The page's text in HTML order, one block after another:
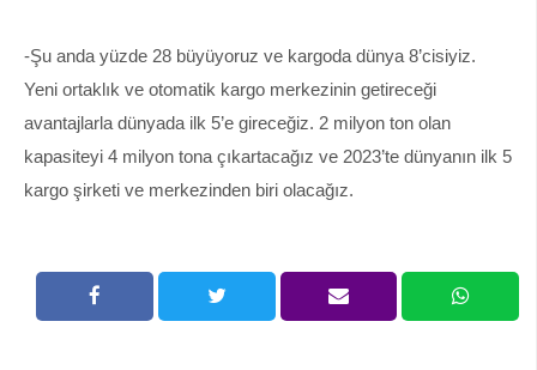
-Şu anda yüzde 28 büyüyoruz ve kargoda dünya 8’cisiyiz.
Yeni ortaklık ve otomatik kargo merkezinin getireceği
avantajlarla dünyada ilk 5’e gireceğiz. 2 milyon ton olan
kapasiteyi 4 milyon tona çıkartacağız ve 2023’te dünyanın ilk 5
kargo şirketi ve merkezinden biri olacağız.